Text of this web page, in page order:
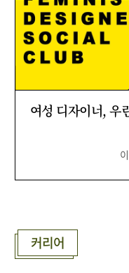
여성 디자이너, 우
커리어